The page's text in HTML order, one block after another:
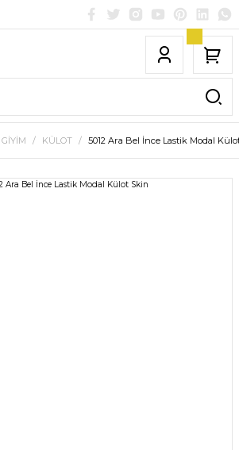
GİYİM KÜLOT 5012 Ara Bel İnce Lastik Modal